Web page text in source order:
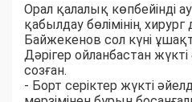
Орал қалалық көпбейінді
қабылдау бөлімінің хирург
Байжекенов сол күні
Дәрігер ойланбастан
созған.
- Борт серіктер жүкті